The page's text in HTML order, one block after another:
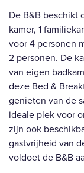
De B&B beschikt
kamer, 1
voor 4 personen
2 personen. De
van eigen
deze Bed &
genieten van de
ideale plek voor
zijn ook
gastvrijheid van
voldoet de B&B